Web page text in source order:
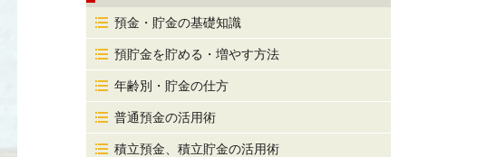
預金・貯金の基礎知識
預貯金を貯める・増やす方法
年齢別・貯金の仕方
普通預金の活用術
積立預金、積立貯金の活用術